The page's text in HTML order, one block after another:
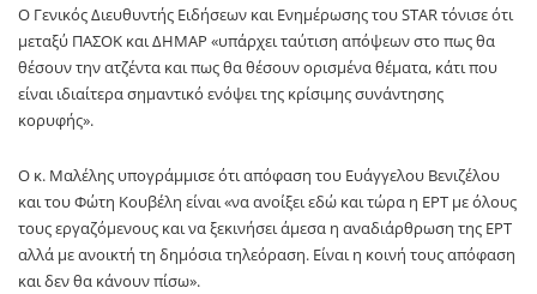
Ο Γενικός Διευθυντής Ειδήσεων και Ενημέρωσης του STAR τόνισε ότι
μεταξύ ΠΑΣΟΚ και ΔΗΜΑΡ «υπάρχει ταύτιση απόψεων στο πως θα
θέσουν την ατζέντα και πως θα θέσουν ορισμένα θέματα, κάτι που
είναι ιδιαίτερα σημαντικό ενόψει της κρίσιμης συνάντησης
κορυφής».
Ο κ. Μαλέλης υπογράμμισε ότι απόφαση του Ευάγγελου Βενιζέλου
και του Φώτη Κουβέλη είναι «να ανοίξει εδώ και τώρα η ΕΡΤ με όλους
τους εργαζόμενους και να ξεκινήσει άμεσα η αναδιάρθρωση της ΕΡΤ
αλλά με ανοικτή τη δημόσια τηλεόραση. Είναι η κοινή τους απόφαση
και δεν θα κάνουν πίσω».